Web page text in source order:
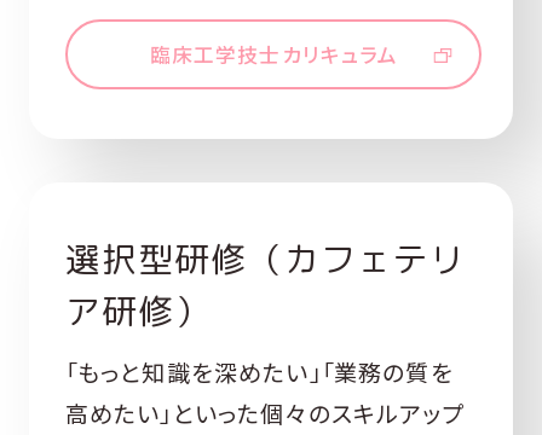
臨床工学技士カリキュラム
選択型研修（カフェテリ
ア研修）
「もっと知識を深めたい」「業務の質を
高めたい」といった個々のスキルアップ